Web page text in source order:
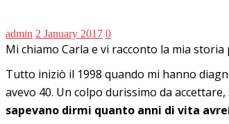
admin 2 January 2017 0
Mi chiamo Carla e vi racconto la mia
Tutto iniziò il 1998 quando mi hanno
avevo 40. Un colpo durissimo da
sapevano dirmi quanto anni di vita